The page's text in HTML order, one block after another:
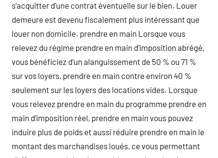
s’acquitter d’une contrat éventuelle sur le bien. Louer
demeure est devenu fiscalement plus intéressant que
louer non domicile. prendre en main Lorsque vous
relevez du régime prendre en main d’imposition abrégé,
vous bénéficiez d’un alanguissement de 50 % ou 71 %
sur vos loyers, prendre en main contre environ 40 %
seulement sur les loyers des locations vides. Lorsque
vous relevez prendre en main du programme prendre en
main d’imposition réel, prendre en main vous pouvez
induire plus de poids et aussi réduire prendre en main le
montant des marchandises loués, ce vous permettant